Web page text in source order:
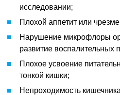
исследовании;
Плохой аппетит или
Нарушение микрофлоры
развитие воспалительных
Плохое усвоение
тонкой кишки;
Непроходимость